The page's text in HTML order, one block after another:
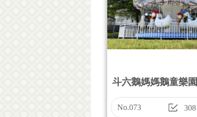
斗六鵝媽媽鵝童樂園
No.073 308